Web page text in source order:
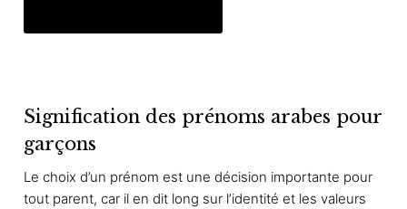
x
5
9
i
:
4
d
t
a
Signification des prénoms arabes pour
garçons
Le choix d’un prénom est une décision importante pour
tout parent, car il en dit long sur l’identité et les valeurs